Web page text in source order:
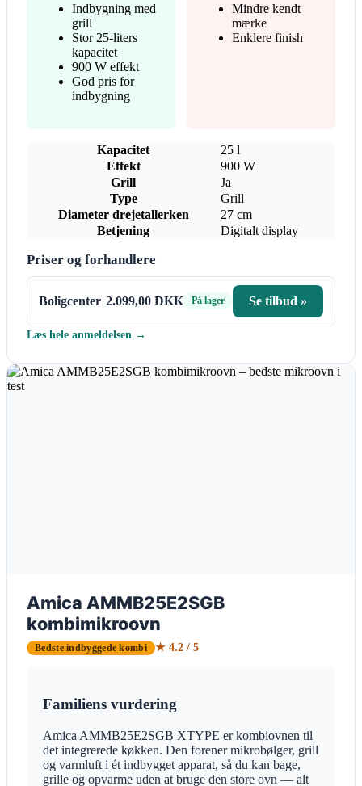
Indbygning med
grill
Stor 25-liters
kapacitet
900 W effekt
God pris for
indbygning
Mindre kendt
mærke
Enklere finish
Kapacitet
25 l
Effekt
900 W
Grill
Ja
Type
Grill
Diameter drejetallerken
27 cm
Betjening
Digitalt display
Priser og forhandlere
Boligcenter 2.099,00 DKK På lager Se tilbud »
Læs hele anmeldelsen →
Amica AMMB25E2SGB
kombimikroovn
Bedste indbyggede kombi ★ 4.2 / 5
Familiens vurdering
Amica AMMB25E2SGB XTYPE er kombiovnen til
det integrerede køkken. Den forener mikrobølger, grill
og varmluft i ét indbygget apparat, så du kan bage,
grille og opvarme uden at bruge den store ovn — alt